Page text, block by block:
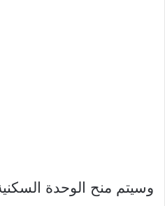
وسيتم منح الوحدة